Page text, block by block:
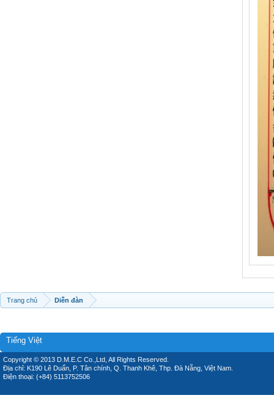
Trang chủ Diễn đàn
Tiếng Việt
Copyright © 2013 D.M.E.C Co.,Ltd, All Rights Reserved.
Địa chỉ: K190 Lê Duẩn, P. Tân chính, Q. Thanh Khê, Thp. Đà Nẵng, Việt Nam.
Điện thoại: (+84) 5113752506